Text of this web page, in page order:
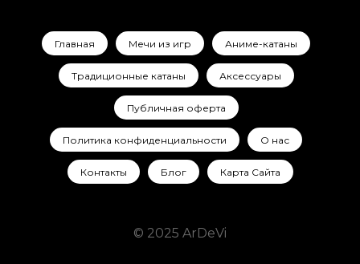
Главная Мечи из игр Аниме-катаны
Традиционные катаны Аксессуары
Публичная оферта
Политика конфиденциальности О нас
Контакты Блог Карта Сайта
© 2025 ArDeVi